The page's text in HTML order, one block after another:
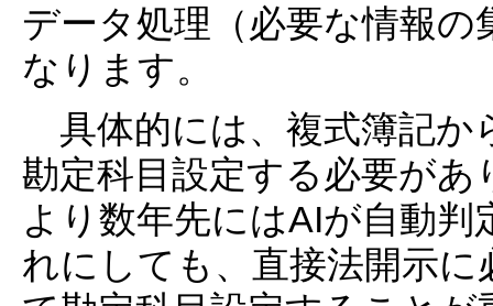
データ処理（必要な情報
なります。
具体的には、複式簿記か
勘定科目設定する必要が
より数年先にはAIが自動
れにしても、直接法開示